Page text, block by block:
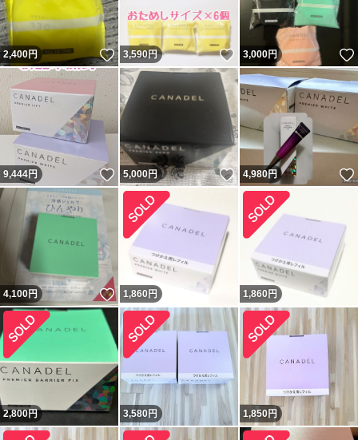
2,400円 いいね！
3,590円 いいね！
3,000円
9,444円 いいね！
5,000円 いいね！
4,980円
4,100円 いいね！
1,860 円 1,860 円
2,800円 3,580円 1,850円